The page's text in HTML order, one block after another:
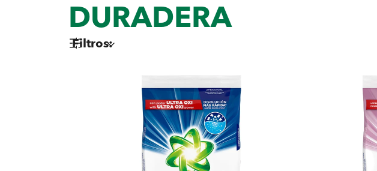
DURADERA
Filtros:
Seleccionar por tipo
Detergente en Polvo para Ropa Detergente Líquido
Seleccionar por necessidad
Quitamanchas